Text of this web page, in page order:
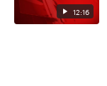
12:16